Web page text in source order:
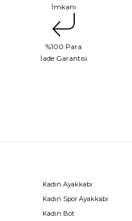
İmkanı
%100 Para
İade Garantisi
Kadın Ayakkabı
Kadın Spor Ayakkabı
Kadın Bot